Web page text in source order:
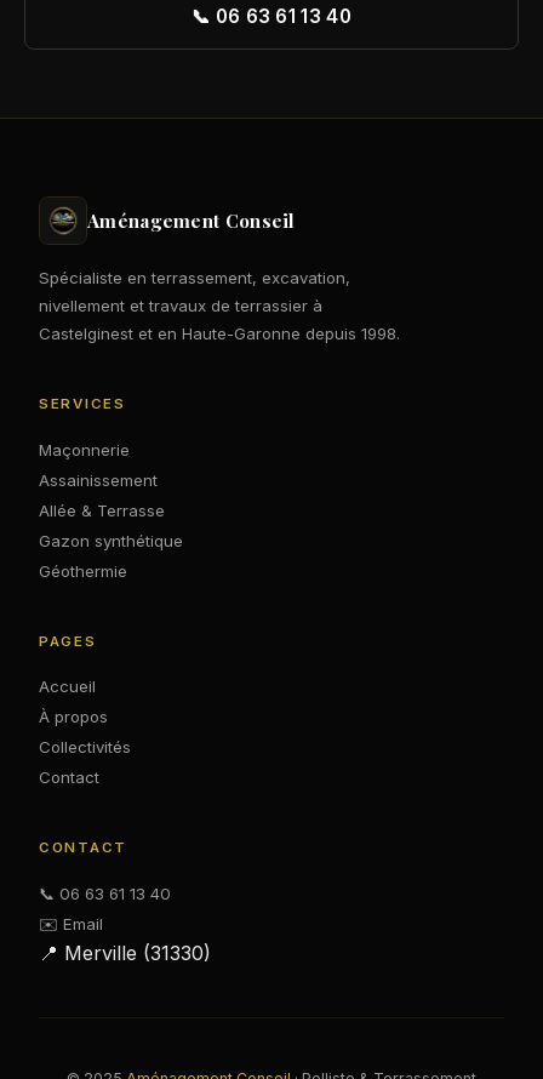
📞 06 63 61 13 40
Aménagement Conseil
Spécialiste en terrassement, excavation,
nivellement et travaux de terrassier à
Castelginest et en Haute-Garonne depuis 1998.
SERVICES
Maçonnerie
Assainissement
Allée & Terrasse
Gazon synthétique
Géothermie
PAGES
Accueil
À propos
Collectivités
Contact
CONTACT
📞 06 63 61 13 40
✉️ Email
📍 Merville (31330)